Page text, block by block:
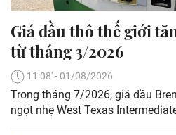
Giá dầu thô thế giới
từ tháng 3/2026
11:08' - 01/08/2026
Trong tháng 7/2026, giá dầu
ngọt nhẹ West Texas